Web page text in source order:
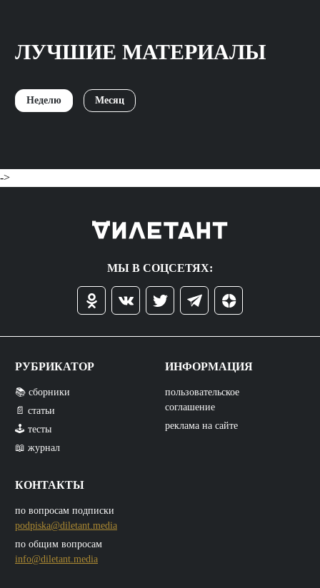
ЛУЧШИЕ МАТЕРИАЛЫ
Неделю Месяц
->
МЫ В СОЦСЕТЯХ:
РУБРИКАТОР
📚 сборники
📄 статьи
🕹️ тесты
📖 журнал
КОНТАКТЫ
по вопросам подписки
podpiska@diletant.media
по общим вопросам
info@diletant.media
ИНФОРМАЦИЯ
пользовательское
соглашение
реклама на сайте